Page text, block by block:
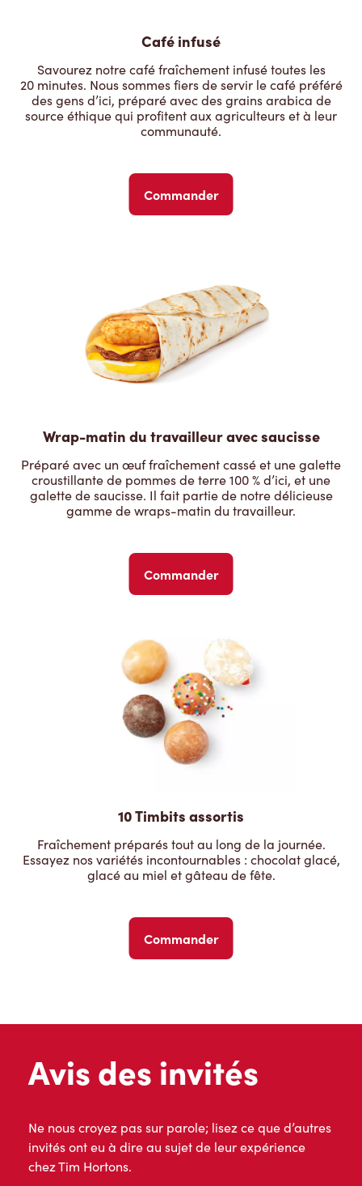
Café infusé
Savourez notre café fraîchement infusé toutes les
20 minutes. Nous sommes fiers de servir le café préféré
des gens d’ici, préparé avec des grains arabica de
source éthique qui profitent aux agriculteurs et à leur
communauté.
Commander
Wrap-matin du travailleur avec saucisse
Préparé avec un œuf fraîchement cassé et une galette
croustillante de pommes de terre 100 % d’ici, et une
galette de saucisse. Il fait partie de notre délicieuse
gamme de wraps-matin du travailleur.
Commander
10 Timbits assortis
Fraîchement préparés tout au long de la journée.
Essayez nos variétés incontournables : chocolat glacé,
glacé au miel et gâteau de fête.
Commander
Avis des invités
Ne nous croyez pas sur parole; lisez ce que d’autres
invités ont eu à dire au sujet de leur expérience
chez Tim Hortons.